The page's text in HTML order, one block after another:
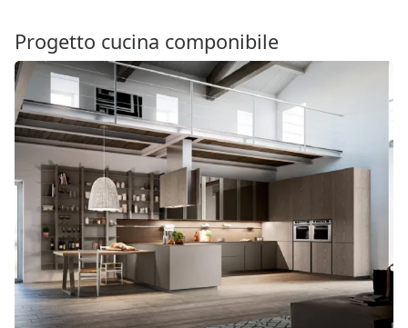
Progetto cucina componibile